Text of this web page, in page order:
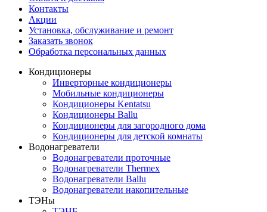
Контакты
Акции
Установка, обслуживание и ремонт
Заказать звонок
Обработка персональных данных
Кондиционеры
Инверторные кондиционеры
Мобильные кондиционеры
Кондиционеры Kentatsu
Кондиционеры Ballu
Кондиционеры для загородного дома
Кондиционеры для детской комнаты
Водонагреватели
Водонагреватели проточные
Водонагреватели Thermex
Водонагреватели Ballu
Водонагреватели накопительные
ТЭНы